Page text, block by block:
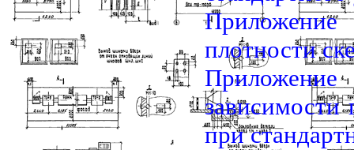
Приложение
плотности
зависимости
при